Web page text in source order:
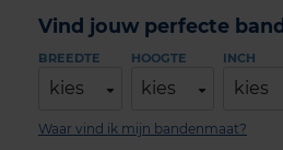
Vind jouw perfecte band
BREEDTE
kies
HOOGTE
kies
INCH
kies
Waar vind ik mijn bandenmaat?